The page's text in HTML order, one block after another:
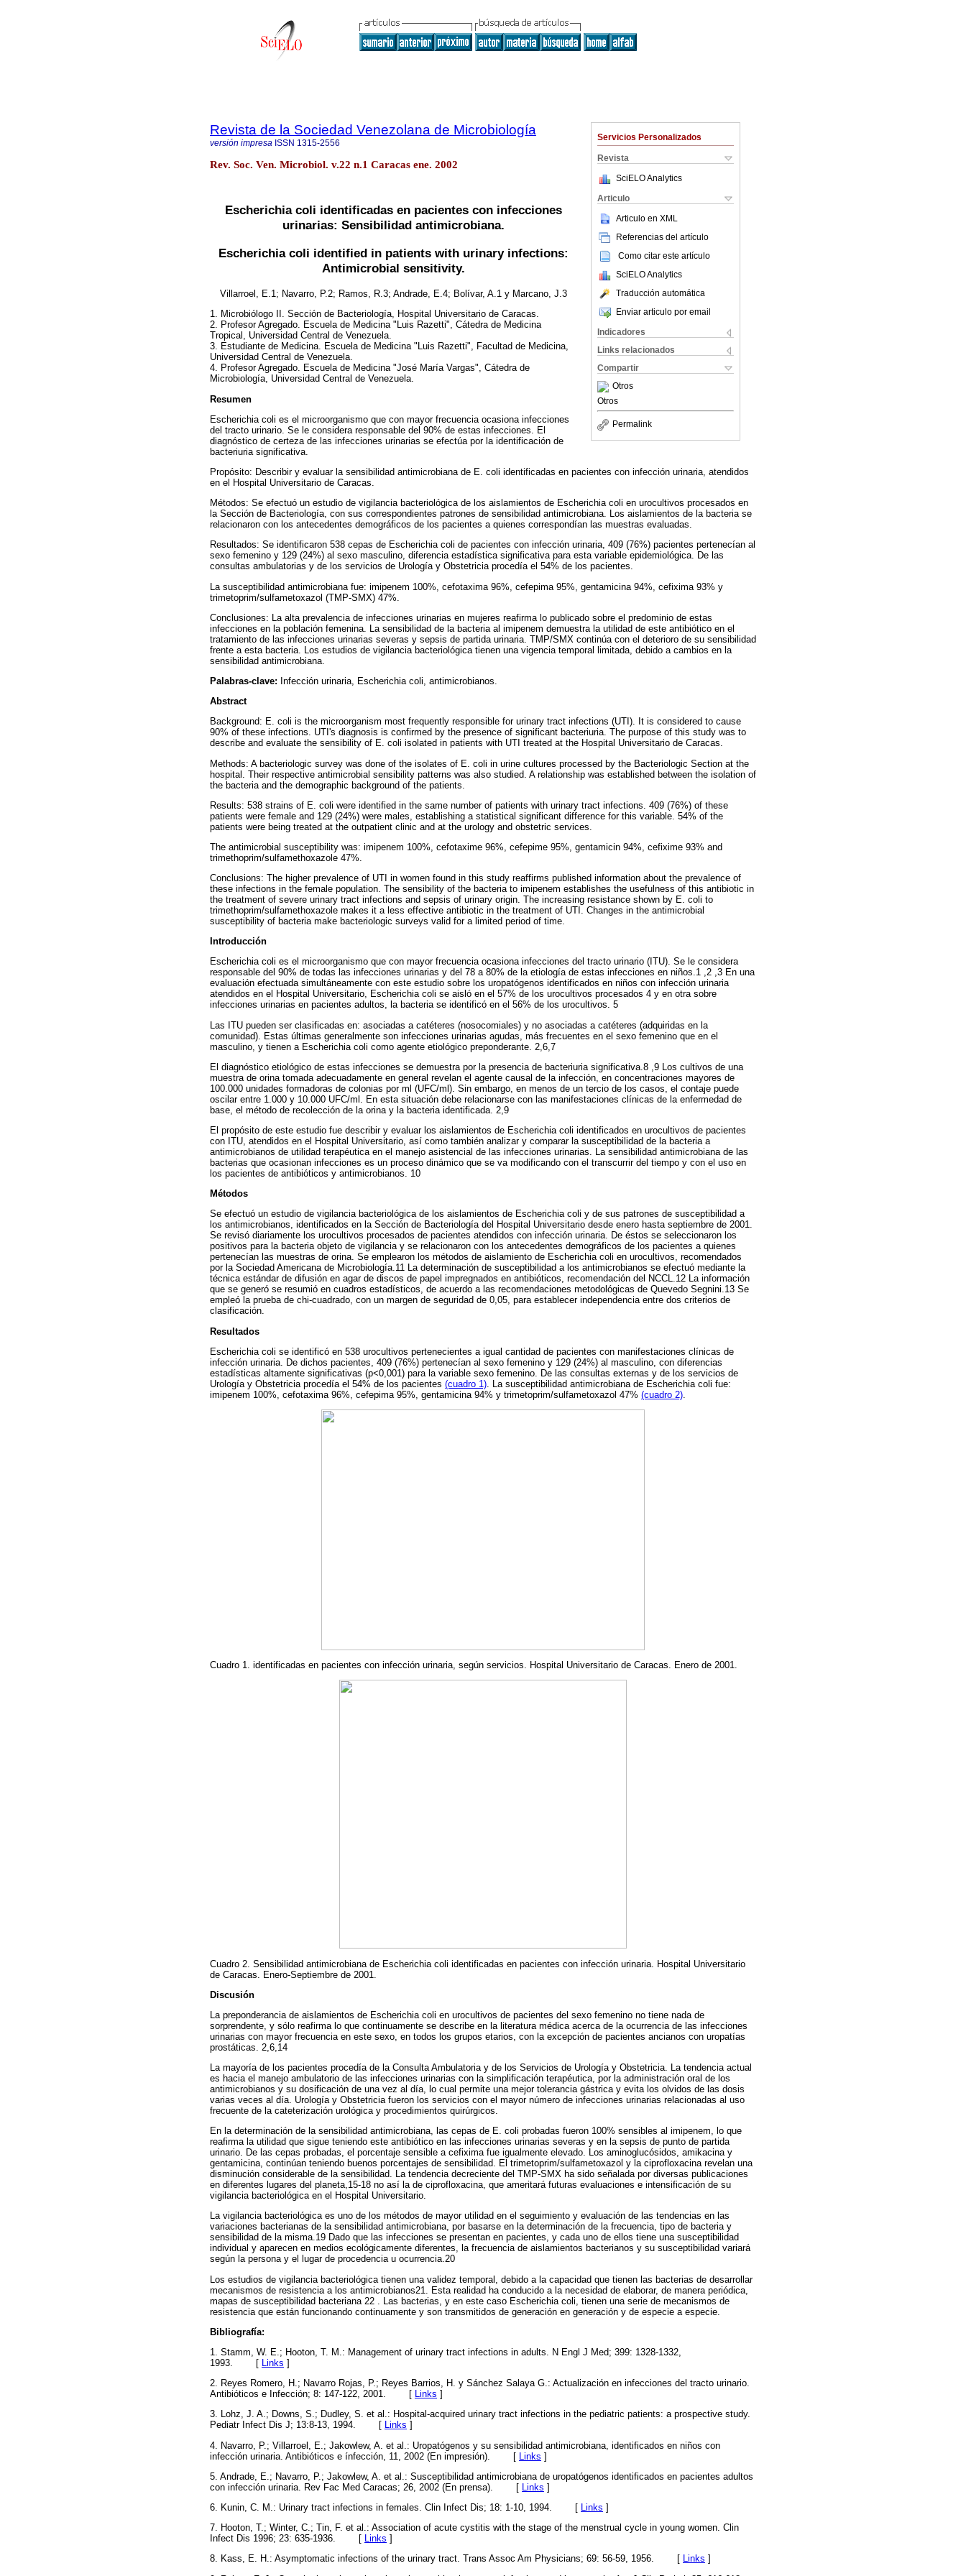
Servicios Personalizados
Revista
SciELO Analytics
Articulo
Articulo en XML
Referencias del artículo
Como citar este artículo
SciELO Analytics
Traducción automática
Enviar articulo por email
Indicadores
Links relacionados
Compartir
Otros
Otros
Permalink
Revista de la Sociedad Venezolana de Microbiología
versión impresa ISSN 1315-2556
Rev. Soc. Ven. Microbiol. v.22 n.1 Caracas ene. 2002
Escherichia coli identificadas en pacientes con infecciones
urinarias: Sensibilidad antimicrobiana.
Escherichia coli identified in patients with urinary infections:
Antimicrobial sensitivity.
Villarroel, E.1; Navarro, P.2; Ramos, R.3; Andrade, E.4; Bolívar, A.1 y Marcano, J.3
1. Microbiólogo II. Sección de Bacteriología, Hospital Universitario de Caracas.
2. Profesor Agregado. Escuela de Medicina "Luis Razetti", Cátedra de Medicina
Tropical, Universidad Central de Venezuela.
3. Estudiante de Medicina. Escuela de Medicina "Luis Razetti", Facultad de Medicina,
Universidad Central de Venezuela.
4. Profesor Agregado. Escuela de Medicina "José María Vargas", Cátedra de
Microbiología, Universidad Central de Venezuela.
Resumen
Escherichia coli es el microorganismo que con mayor frecuencia ocasiona infecciones
del tracto urinario. Se le considera responsable del 90% de estas infecciones. El
diagnóstico de certeza de las infecciones urinarias se efectúa por la identificación de
bacteriuria significativa.
Propósito: Describir y evaluar la sensibilidad antimicrobiana de E. coli identificadas en pacientes con infección urinaria, atendidos
en el Hospital Universitario de Caracas.
Métodos: Se efectuó un estudio de vigilancia bacteriológica de los aislamientos de Escherichia coli en urocultivos procesados en
la Sección de Bacteriología, con sus correspondientes patrones de sensibilidad antimicrobiana. Los aislamientos de la bacteria se
relacionaron con los antecedentes demográficos de los pacientes a quienes correspondían las muestras evaluadas.
Resultados: Se identificaron 538 cepas de Escherichia coli de pacientes con infección urinaria, 409 (76%) pacientes pertenecían al
sexo femenino y 129 (24%) al sexo masculino, diferencia estadística significativa para esta variable epidemiológica. De las
consultas ambulatorias y de los servicios de Urología y Obstetricia procedía el 54% de los pacientes.
La susceptibilidad antimicrobiana fue: imipenem 100%, cefotaxima 96%, cefepima 95%, gentamicina 94%, cefixima 93% y
trimetoprim/sulfametoxazol (TMP-SMX) 47%.
Conclusiones: La alta prevalencia de infecciones urinarias en mujeres reafirma lo publicado sobre el predominio de estas
infecciones en la población femenina. La sensibilidad de la bacteria al imipenem demuestra la utilidad de este antibiótico en el
tratamiento de las infecciones urinarias severas y sepsis de partida urinaria. TMP/SMX continúa con el deterioro de su sensibilidad
frente a esta bacteria. Los estudios de vigilancia bacteriológica tienen una vigencia temporal limitada, debido a cambios en la
sensibilidad antimicrobiana.
Palabras-clave: Infección urinaria, Escherichia coli, antimicrobianos.
Abstract
Background: E. coli is the microorganism most frequently responsible for urinary tract infections (UTI). It is considered to cause
90% of these infections. UTI's diagnosis is confirmed by the presence of significant bacteriuria. The purpose of this study was to
describe and evaluate the sensibility of E. coli isolated in patients with UTI treated at the Hospital Universitario de Caracas.
Methods: A bacteriologic survey was done of the isolates of E. coli in urine cultures processed by the Bacteriologic Section at the
hospital. Their respective antimicrobial sensibility patterns was also studied. A relationship was established between the isolation of
the bacteria and the demographic background of the patients.
Results: 538 strains of E. coli were identified in the same number of patients with urinary tract infections. 409 (76%) of these
patients were female and 129 (24%) were males, establishing a statistical significant difference for this variable. 54% of the
patients were being treated at the outpatient clinic and at the urology and obstetric services.
The antimicrobial susceptibility was: imipenem 100%, cefotaxime 96%, cefepime 95%, gentamicin 94%, cefixime 93% and
trimethoprim/sulfamethoxazole 47%.
Conclusions: The higher prevalence of UTI in women found in this study reaffirms published information about the prevalence of
these infections in the female population. The sensibility of the bacteria to imipenem establishes the usefulness of this antibiotic in
the treatment of severe urinary tract infections and sepsis of urinary origin. The increasing resistance shown by E. coli to
trimethoprim/sulfamethoxazole makes it a less effective antibiotic in the treatment of UTI. Changes in the antimicrobial
susceptibility of bacteria make bacteriologic surveys valid for a limited period of time.
Introducción
Escherichia coli es el microorganismo que con mayor frecuencia ocasiona infecciones del tracto urinario (ITU). Se le considera
responsable del 90% de todas las infecciones urinarias y del 78 a 80% de la etiología de estas infecciones en niños.1 ,2 ,3 En una
evaluación efectuada simultáneamente con este estudio sobre los uropatógenos identificados en niños con infección urinaria
atendidos en el Hospital Universitario, Escherichia coli se aisló en el 57% de los urocultivos procesados 4 y en otra sobre
infecciones urinarias en pacientes adultos, la bacteria se identificó en el 56% de los urocultivos. 5
Las ITU pueden ser clasificadas en: asociadas a catéteres (nosocomiales) y no asociadas a catéteres (adquiridas en la
comunidad). Estas últimas generalmente son infecciones urinarias agudas, más frecuentes en el sexo femenino que en el
masculino, y tienen a Escherichia coli como agente etiológico preponderante. 2,6,7
El diagnóstico etiológico de estas infecciones se demuestra por la presencia de bacteriuria significativa.8 ,9 Los cultivos de una
muestra de orina tomada adecuadamente en general revelan el agente causal de la infección, en concentraciones mayores de
100.000 unidades formadoras de colonias por ml (UFC/ml). Sin embargo, en menos de un tercio de los casos, el contaje puede
oscilar entre 1.000 y 10.000 UFC/ml. En esta situación debe relacionarse con las manifestaciones clínicas de la enfermedad de
base, el método de recolección de la orina y la bacteria identificada. 2,9
El propósito de este estudio fue describir y evaluar los aislamientos de Escherichia coli identificados en urocultivos de pacientes
con ITU, atendidos en el Hospital Universitario, así como también analizar y comparar la susceptibilidad de la bacteria a
antimicrobianos de utilidad terapéutica en el manejo asistencial de las infecciones urinarias. La sensibilidad antimicrobiana de las
bacterias que ocasionan infecciones es un proceso dinámico que se va modificando con el transcurrir del tiempo y con el uso en
los pacientes de antibióticos y antimicrobianos. 10
Métodos
Se efectuó un estudio de vigilancia bacteriológica de los aislamientos de Escherichia coli y de sus patrones de susceptibilidad a
los antimicrobianos, identificados en la Sección de Bacteriología del Hospital Universitario desde enero hasta septiembre de 2001.
Se revisó diariamente los urocultivos procesados de pacientes atendidos con infección urinaria. De éstos se seleccionaron los
positivos para la bacteria objeto de vigilancia y se relacionaron con los antecedentes demográficos de los pacientes a quienes
pertenecían las muestras de orina. Se emplearon los métodos de aislamiento de Escherichia coli en urocultivos, recomendados
por la Sociedad Americana de Microbiología.11 La determinación de susceptibilidad a los antimicrobianos se efectuó mediante la
técnica estándar de difusión en agar de discos de papel impregnados en antibióticos, recomendación del NCCL.12 La información
que se generó se resumió en cuadros estadísticos, de acuerdo a las recomendaciones metodológicas de Quevedo Segnini.13 Se
empleó la prueba de chi-cuadrado, con un margen de seguridad de 0,05, para establecer independencia entre dos criterios de
clasificación.
Resultados
Escherichia coli se identificó en 538 urocultivos pertenecientes a igual cantidad de pacientes con manifestaciones clínicas de
infección urinaria. De dichos pacientes, 409 (76%) pertenecían al sexo femenino y 129 (24%) al masculino, con diferencias
estadísticas altamente significativas (p<0,001) para la variable sexo femenino. De las consultas externas y de los servicios de
Urología y Obstetricia procedía el 54% de los pacientes (cuadro 1) . La susceptibilidad antimicrobiana de Escherichia coli fue:
imipenem 100%, cefotaxima 96%, cefepima 95%, gentamicina 94% y trimetoprim/sulfametoxazol 47% (cuadro 2)
Cuadro 1. identificadas en pacientes con infección urinaria, según servicios. Hospital Universitario de Caracas. Enero de 2001.
Cuadro 2. Sensibilidad antimicrobiana de Escherichia coli identificadas en pacientes con infección urinaria. Hospital Universitario
de Caracas. Enero-Septiembre de 2001.
Discusión
La preponderancia de aislamientos de Escherichia coli en urocultivos de pacientes del sexo femenino no tiene nada de
sorprendente, y sólo reafirma lo que continuamente se describe en la literatura médica acerca de la ocurrencia de las infecciones
urinarias con mayor frecuencia en este sexo, en todos los grupos etarios, con la excepción de pacientes ancianos con uropatías
prostáticas. 2,6,14
La mayoría de los pacientes procedía de la Consulta Ambulatoria y de los Servicios de Urología y Obstetricia. La tendencia actual
es hacia el manejo ambulatorio de las infecciones urinarias con la simplificación terapéutica, por la administración oral de los
antimicrobianos y su dosificación de una vez al día, lo cual permite una mejor tolerancia gástrica y evita los olvidos de las dosis
varias veces al día. Urología y Obstetricia fueron los servicios con el mayor número de infecciones urinarias relacionadas al uso
frecuente de la cateterización urológica y procedimientos quirúrgicos.
En la determinación de la sensibilidad antimicrobiana, las cepas de E. coli probadas fueron 100% sensibles al imipenem, lo que
reafirma la utilidad que sigue teniendo este antibiótico en las infecciones urinarias severas y en la sepsis de punto de partida
urinario. De las cepas probadas, el porcentaje sensible a cefixima fue igualmente elevado. Los aminoglucósidos, amikacina y
gentamicina, continúan teniendo buenos porcentajes de sensibilidad. El trimetoprim/sulfametoxazol y la ciprofloxacina revelan una
disminución considerable de la sensibilidad. La tendencia decreciente del TMP-SMX ha sido señalada por diversas publicaciones
en diferentes lugares del planeta,15-18 no así la de ciprofloxacina, que ameritará futuras evaluaciones e intensificación de su
vigilancia bacteriológica en el Hospital Universitario.
La vigilancia bacteriológica es uno de los métodos de mayor utilidad en el seguimiento y evaluación de las tendencias en las
variaciones bacterianas de la sensibilidad antimicrobiana, por basarse en la determinación de la frecuencia, tipo de bacteria y
sensibilidad de la misma.19 Dado que las infecciones se presentan en pacientes, y cada uno de ellos tiene una susceptibilidad
individual y aparecen en medios ecológicamente diferentes, la frecuencia de aislamientos bacterianos y su susceptibilidad variará
según la persona y el lugar de procedencia u ocurrencia.20
Los estudios de vigilancia bacteriológica tienen una validez temporal, debido a la capacidad que tienen las bacterias de desarrollar
mecanismos de resistencia a los antimicrobianos21. Esta realidad ha conducido a la necesidad de elaborar, de manera periódica,
mapas de susceptibilidad bacteriana 22 . Las bacterias, y en este caso Escherichia coli, tienen una serie de mecanismos de
resistencia que están funcionando continuamente y son transmitidos de generación en generación y de especie a especie.
Bibliografía:
1. Stamm, W. E.; Hooton, T. M.: Management of urinary tract infections in adults. N Engl J Med; 399: 1328-1332,
1993. [ Links ]
2. Reyes Romero, H.; Navarro Rojas, P.; Reyes Barrios, H. y Sánchez Salaya G.: Actualización en infecciones del tracto urinario.
Antibióticos e Infección; 8: 147-122, 2001. [ Links ]
3. Lohz, J. A.; Downs, S.; Dudley, S. et al.: Hospital-acquired urinary tract infections in the pediatric patients: a prospective study.
Pediatr Infect Dis J; 13:8-13, 1994. [ Links ]
4. Navarro, P.; Villarroel, E.; Jakowlew, A. et al.: Uropatógenos y su sensibilidad antimicrobiana, identificados en niños con
infección urinaria. Antibióticos e ínfección, 11, 2002 (En impresión). [ Links ]
5. Andrade, E.; Navarro, P.; Jakowlew, A. et al.: Susceptibilidad antimicrobiana de uropatógenos identificados en pacientes adultos
con infección urinaria. Rev Fac Med Caracas; 26, 2002 (En prensa). [
Links ]
6. Kunin, C. M.: Urinary tract infections in females. Clin Infect Dis; 18: 1-10, 1994. [
Links ]
7. Hooton, T.; Winter, C.; Tin, F. et al.: Association of acute cystitis with the stage of the menstrual cycle in young women. Clin
Infect Dis 1996; 23: 635-1936. [ Links ]
8. Kass, E. H.: Asymptomatic infections of the urinary tract. Trans Assoc Am Physicians; 69: 56-59, 1956. [ Links ]